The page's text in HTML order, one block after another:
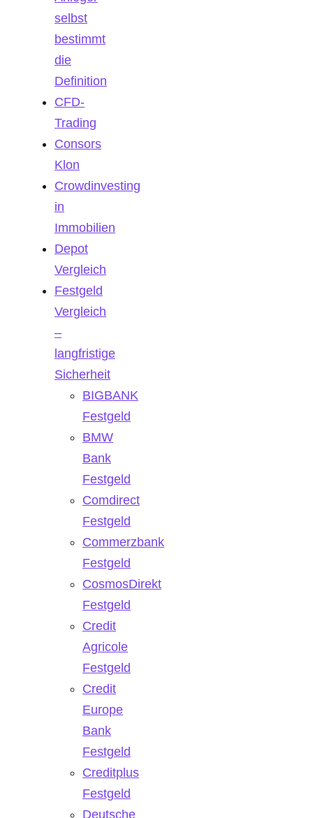
selbst
bestimmt
die
Definition
CFD-
Trading
Consors
Klon
Crowdinvesting
in
Immobilien
Depot
Vergleich
Festgeld
Vergleich
–
langfristige
Sicherheit
BIGBANK
Festgeld
BMW
Bank
Festgeld
Comdirect
Festgeld
Commerzbank
Festgeld
CosmosDirekt
Festgeld
Credit
Agricole
Festgeld
Credit
Europe
Bank
Festgeld
Creditplus
Festgeld
Deutsche